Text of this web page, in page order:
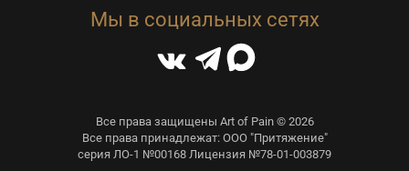
Мы в социальных сетях
Все права защищены Art of Pain © 2026
Все права принадлежат: ООО "Притяжение"
серия ЛО-1 №00168 Лицензия №78-01-003879